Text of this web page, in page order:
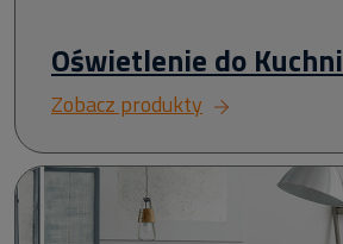
Oświetlenie do Kuchni
Zobacz produkty